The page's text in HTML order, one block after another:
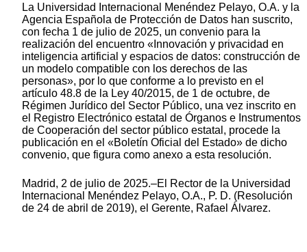
La Universidad Internacional Menéndez Pelayo, O.A. y la
Agencia Española de Protección de Datos han suscrito,
con fecha 1 de julio de 2025, un convenio para la
realización del encuentro «Innovación y privacidad en
inteligencia artificial y espacios de datos: construcción de
un modelo compatible con los derechos de las
personas», por lo que conforme a lo previsto en el
artículo 48.8 de la Ley 40/2015, de 1 de octubre, de
Régimen Jurídico del Sector Público, una vez inscrito en
el Registro Electrónico estatal de Órganos e Instrumentos
de Cooperación del sector público estatal, procede la
publicación en el «Boletín Oficial del Estado» de dicho
convenio, que figura como anexo a esta resolución.
Madrid, 2 de julio de 2025.–El Rector de la Universidad
Internacional Menéndez Pelayo, O.A., P. D. (Resolución
de 24 de abril de 2019), el Gerente, Rafael Álvarez.